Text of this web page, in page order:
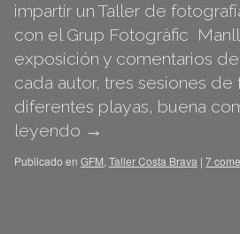
impartir un Taller de
con el Grup Fotogràfic
exposición y comentarios
cada autor, tres sesiones de
diferentes playas, buena
leyendo →
Publicado en GFM, Taller Costa Brava | 7